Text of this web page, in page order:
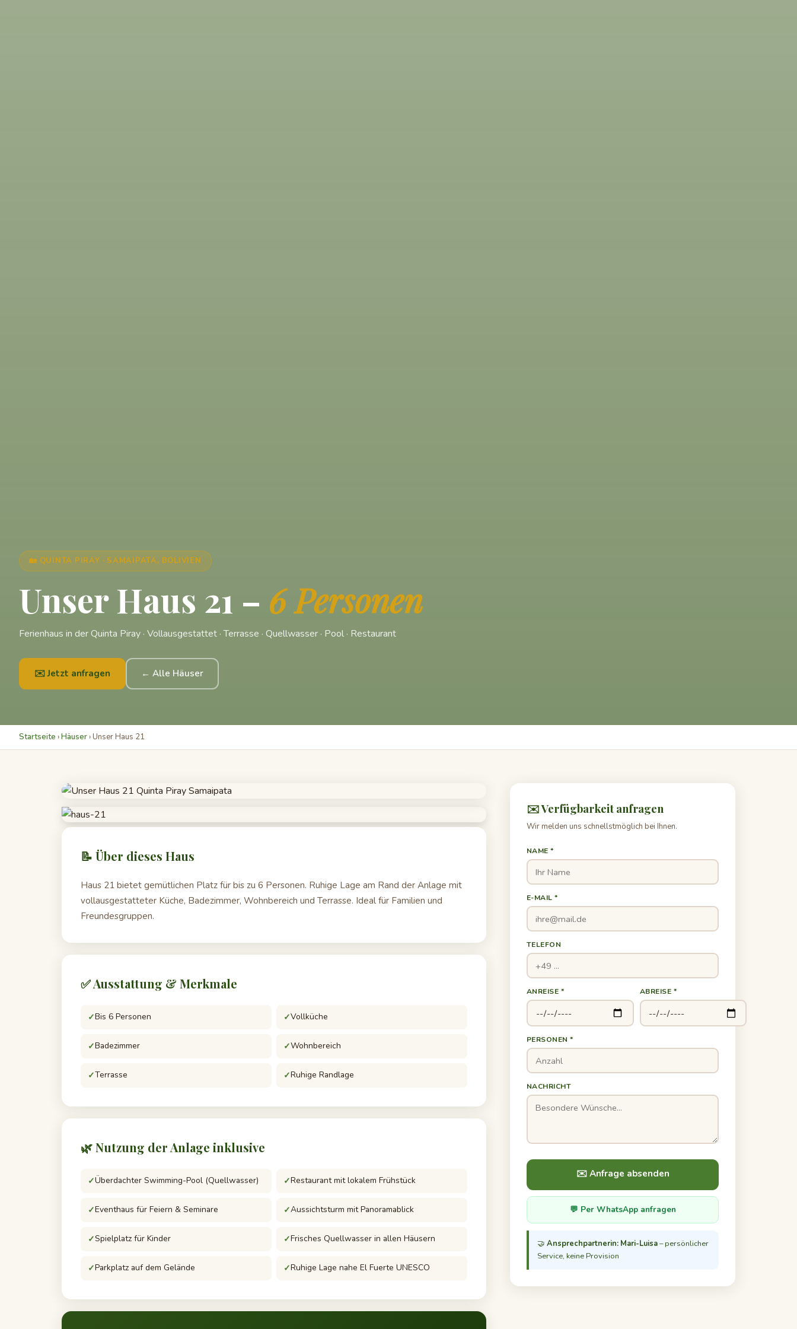
🏡 QUINTA PIRAY · SAMAIPATA, BOLIVIEN
Unser Haus 21 – 6 Personen
Ferienhaus in der Quinta Piray · Vollausgestattet · Terrasse · Quellwasser · Pool · Restaurant
✉️ Jetzt anfragen ← Alle Häuser
Startseite ›Häuser› Unser Haus 21
📝 Über dieses Haus
Haus 21 bietet gemütlichen Platz für bis zu 6 Personen. Ruhige Lage am Rand der Anlage mit
vollausgestatteter Küche, Badezimmer, Wohnbereich und Terrasse. Ideal für Familien und
Freundesgruppen.
✅ Ausstattung & Merkmale
Bis 6 Personen Vollküche
Badezimmer Wohnbereich
Terrasse Ruhige Randlage
🌿 Nutzung der Anlage inklusive
Überdachter Swimming-Pool (Quellwasser) Restaurant mit lokalem Frühstück
Eventhaus für Feiern & Seminare Aussichtsturm mit Panoramablick
Spielplatz für Kinder Frisches Quellwasser in allen Häusern
Parkplatz auf dem Gelände Ruhige Lage nahe El Fuerte UNESCO
✉️ Verfügbarkeit anfragen
Wir melden uns schnellstmöglich bei Ihnen.
NAME *
E-MAIL *
TELEFON
ANREISE * ABREISE *
PERSONEN *
NACHRICHT
✉️ Anfrage absenden
💬 Per WhatsApp anfragen
🤝 Ansprechpartnerin: Mari-Luisa– persönlicher
Service, keine Provision